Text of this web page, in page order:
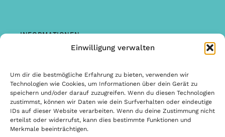
Einwilligung verwalten
Um dir die bestmögliche Erfahrung zu bieten, verwenden wir
Technologien wie Cookies, um Informationen über dein Gerät zu
speichern und/oder darauf zuzugreifen. Wenn du diesen Technologien
zustimmst, können wir Daten wie dein Surfverhalten oder eindeutige
IDs auf dieser Website verarbeiten. Wenn du deine Zustimmung nicht
erteilst oder widerrufst, kann dies bestimmte Funktionen und
Merkmale beeinträchtigen.
INFORMATIONEN
Garantie & Reklamationen
Allgemeine Bedingungen & Konditionen
Allgemeine Bedingungen & Konditionen
Datenschutzbestimmungen